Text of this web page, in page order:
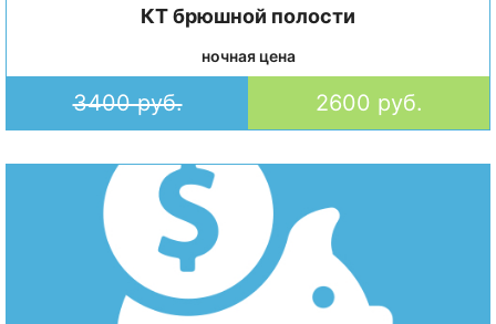
КТ брюшной полости
ночная цена
3400 руб. 2600 руб.